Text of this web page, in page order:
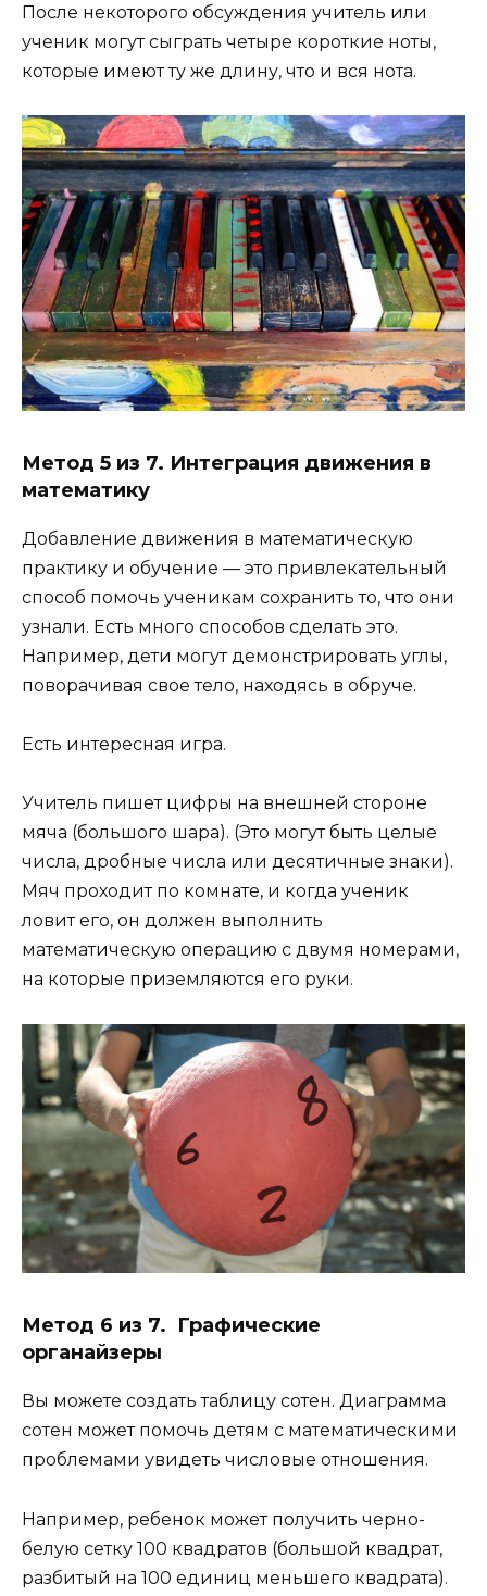
После некоторого обсуждения учитель или
ученик могут сыграть четыре короткие ноты,
которые имеют ту же длину, что и вся нота.
Метод 5 из 7. Интеграция движения в
математику
Добавление движения в математическую
практику и обучение — это привлекательный
способ помочь ученикам сохранить то, что они
узнали. Есть много способов сделать это.
Например, дети могут демонстрировать углы,
поворачивая свое тело, находясь в обруче.
Есть интересная игра.
Учитель пишет цифры на внешней стороне
мяча (большого шара). (Это могут быть целые
числа, дробные числа или десятичные знаки).
Мяч проходит по комнате, и когда ученик
ловит его, он должен выполнить
математическую операцию с двумя номерами,
на которые приземляются его руки.
Метод 6 из 7. Графические
органайзеры
Вы можете создать таблицу сотен. Диаграмма
сотен может помочь детям с математическими
проблемами увидеть числовые отношения.
Например, ребенок может получить черно-
белую сетку 100 квадратов (большой квадрат,
разбитый на 100 единиц меньшего квадрата).